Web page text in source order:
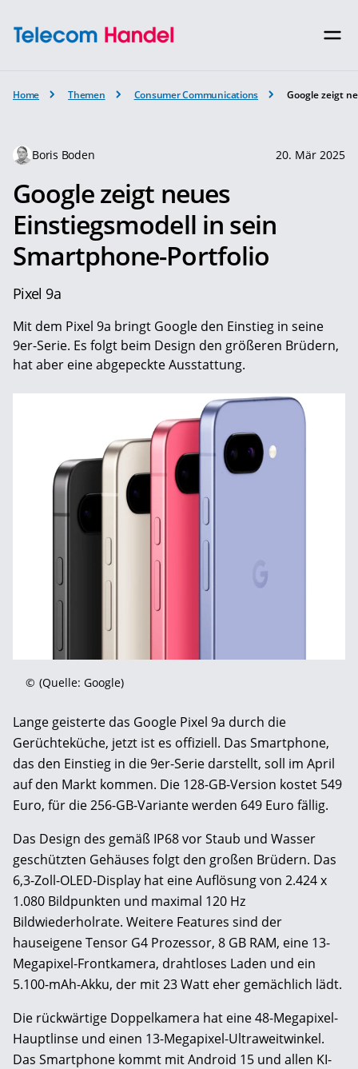
Home Themen Consumer Communications Google zeigt
Boris Boden 20. Mär 2025
Google zeigt neues
Einstiegsmodell in sein
Smartphone-Portfolio
Pixel 9a
Mit dem Pixel 9a bringt Google den Einstieg in seine
9er-Serie. Es folgt beim Design den größeren Brüdern,
hat aber eine abgepeckte Ausstattung.
© (Quelle: Google)
Lange geisterte das Google Pixel 9a durch die
Gerüchteküche, jetzt ist es offiziell. Das Smartphone,
das den Einstieg in die 9er-Serie darstellt, soll im April
auf den Markt kommen. Die 128-GB-Version kostet 549
Euro, für die 256-GB-Variante werden 649 Euro fällig.
Das Design des gemäß IP68 vor Staub und Wasser
geschützten Gehäuses folgt den großen Brüdern. Das
6,3-Zoll-OLED-Display hat eine Auflösung von 2.424 x
1.080 Bildpunkten und maximal 120 Hz
Bildwiederholrate. Weitere Features sind der
hauseigene Tensor G4 Prozessor, 8 GB RAM, eine 13-
Megapixel-Frontkamera, drahtloses Laden und ein
5.100-mAh-Akku, der mit 23 Watt eher gemächlich lädt.
Die rückwärtige Doppelkamera hat eine 48-Megapixel-
Hauptlinse und einen 13-Megapixel-Ultraweitwinkel.
Das Smartphone kommt mit Android 15 und allen KI-